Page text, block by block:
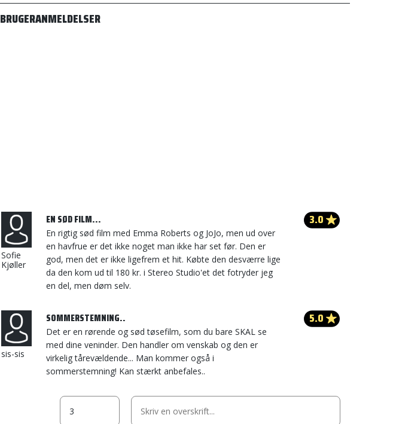
BRUGERANMELDELSER
Sofie
Kjøller
EN SØD FILM...
En rigtig sød film med Emma Roberts og JoJo, men ud over
en havfrue er det ikke noget man ikke har set før. Den er
god, men det er ikke ligefrem et hit. Købte den desværre lige
da den kom ud til 180 kr. i Stereo Studio'et det fotryder jeg
en del, men døm selv.
3.0
sis-sis
SOMMERSTEMNING..
Det er en rørende og sød tøsefilm, som du bare SKAL se
med dine veninder. Den handler om venskab og den er
virkelig tårevældende... Man kommer også i
sommerstemning! Kan stærkt anbefales..
5.0